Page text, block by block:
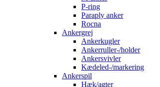
P-ring
Paraply anker
Rocna
Ankergrej
Ankerkugler
Ankerruller-/holder
Ankersvivler
Kædeled-/markering
Ankerspil
Hæk/agter